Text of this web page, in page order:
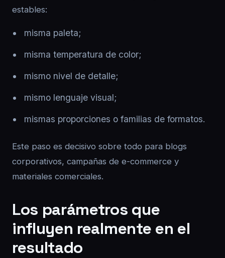
estables:
misma paleta;
misma temperatura de color;
mismo nivel de detalle;
mismo lenguaje visual;
mismas proporciones o familias de formatos.
Este paso es decisivo sobre todo para blogs
corporativos, campañas de e-commerce y
materiales comerciales.
Los parámetros que
influyen realmente en el
resultado